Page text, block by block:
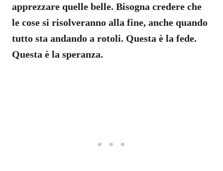
apprezzare quelle belle. Bisogna credere che
le cose si risolveranno alla fine, anche quando
tutto sta andando a rotoli. Questa è la fede.
Questa è la speranza.